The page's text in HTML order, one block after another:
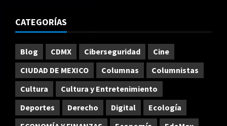
CATEGORÍAS
Blog CDMX Ciberseguridad
Cine
CIUDAD DE MEXICO
Columnas
Columnistas
Cultura
Cultura y Entretenimiento
Deportes
Derecho Digital
Ecología